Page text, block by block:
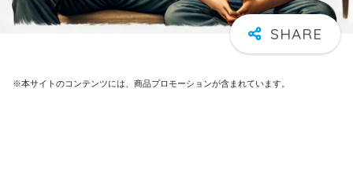
※本サイトのコンテンツには、商品プロモーションが含まれています。